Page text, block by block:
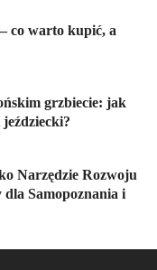
co warto kupić, a
grzbiecie: jak
Narzędzie Rozwoju
Samopoznania i